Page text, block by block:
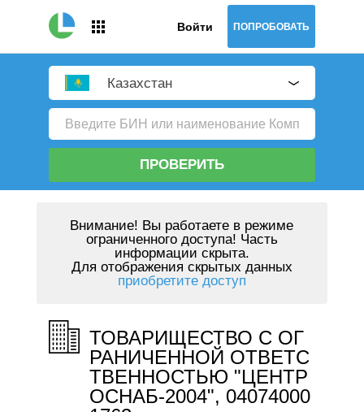
Войти ПОПРОБОВАТЬ
Казахстан
ПРОВЕРИТЬ
Внимание! Вы работаете в режиме
ограниченного доступа! Часть
информации скрыта.
Для отображения скрытых данных
приобретите доступ
ТОВАРИЩЕСТВО С ОГ
РАНИЧЕННОЙ ОТВЕТС
ТВЕННОСТЬЮ "ЦЕНТР
ОСНАБ-2004", 04074000